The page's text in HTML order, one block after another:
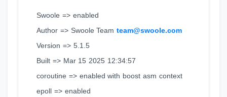
Swoole => enabled
Author => Swoole Teamteam@swoole.com
Version => 5.1.5
Built => Mar 15 2025 12:34:57
coroutine => enabled with boost asm context
epoll => enabled